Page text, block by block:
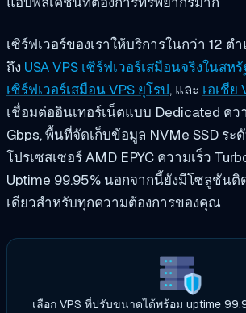
เซิร์ฟเวอร์ของเราให้บริการในกว่า 12 ต
ถึง USA VPS เซิร์ฟเวอร์เสมือนจริงในสหรั
เซิร์ฟเวอร์เสมือน VPS ยุโรป, และ เอเชีย
เชื่อมต่ออินเทอร์เน็ตแบบ Dedicated คว
Gbps, พื้นที่จัดเก็บข้อมูล NVMe SSD ระ
โปรเซสเซอร์ AMD EPYC ความเร็ว
Uptime 99.95% นอกจากนี้ยังมีโซลูชัน
เดียวสำหรับทุกความต้องการของคุณ
เลือก VPS ที่ปรับขนาดได้พร้อม uptime